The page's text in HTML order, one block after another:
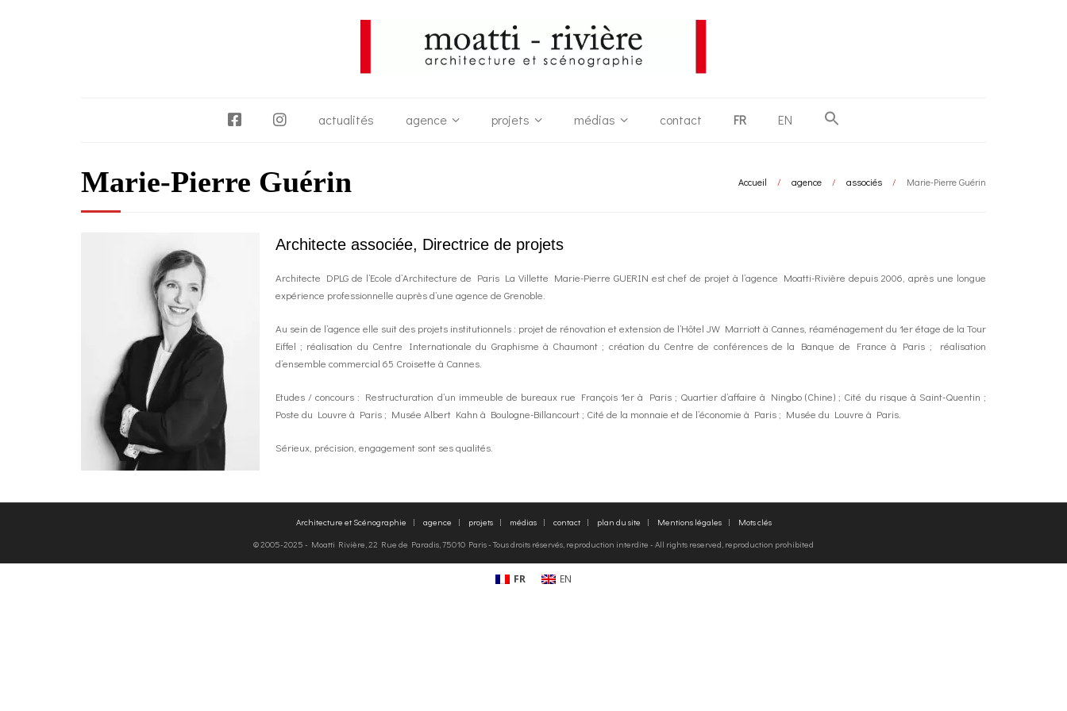
F
e
b
I
t
a
a
m
actualités agence projets médias contact FR EN
Marie-Pierre Guérin Accueil / agence / associés / Marie-Pierre Guérin
Architecte associée, Directrice de projets
Architecte DPLG de l’Ecole d’Architecture de Paris La Villette Marie-Pierre GUERIN est chef de projet à l’agence Moatti-Rivière depuis 2006, après une longue
expérience professionnelle auprès d’une agence de Grenoble.
Au sein de l’agence elle suit des projets institutionnels : projet de rénovation et extension de l’Hôtel JW Marriott à Cannes, réaménagement du 1er étage de la Tour
Eiffel ; réalisation du Centre Internationale du Graphisme à Chaumont ; création du Centre de conférences de la Banque de France à Paris ; réalisation
d’ensemble commercial 65 Croisette à Cannes.
Etudes / concours : Restructuration d’un immeuble de bureaux rue François 1er à Paris ; Quartier d’affaire à Ningbo (Chine) ; Cité du risque à Saint-Quentin ;
Poste du Louvre à Paris ; Musée Albert Kahn à Boulogne-Billancourt ; Cité de la monnaie et de l’économie à Paris ; Musée du Louvre à Paris.
Sérieux, précision, engagement sont ses qualités.
Architecture et Scénographie agence projets médias contact plan du site Mentions légales
Mots clés
© 2005-2025 - Moatti Rivière, 22 Rue de Paradis, 75010 Paris - Tous droits réservés, reproduction interdite - All rights reserved, reproduction prohibited
FR EN